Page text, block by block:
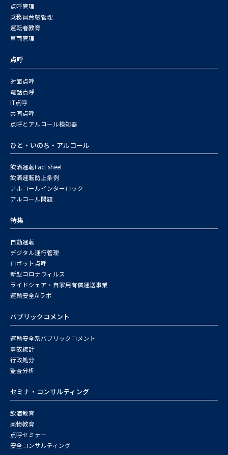
点呼管理
乗務員台帳管理
運転者教育
車両管理
点呼
対面点呼
電話点呼
IT点呼
共同点呼
点呼とアルコール検知器
ひと・いのち・アルコール
飲酒運転Fact sheet
飲酒運転防止条例
アルコールインターロック
アルコール問題
特集
自動運転
デジタル運行管理
ロボット点呼
新型コロナウィルス
ライドシェア・自家用有償運送事業
運輸安全AIラボ
パブリックコメント
運輸安全系パブリックコメント
事故統計
行政処分
監査分析
セミナ・コンサルティング
飲酒教育
薬物教育
点呼セミナー
安全コンサルティング